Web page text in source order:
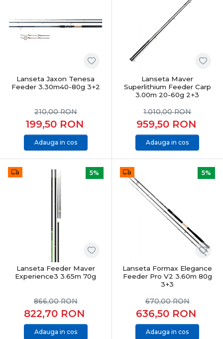
Lanseta Jaxon Tenesa
Feeder 3.30m40-80g 3+2
199,50 RON
210,00RON
Adauga in cos
Lanseta Maver
Superlithium Feeder Carp
3.00m 20-60g 2+3
959,50 RON
1.010,00RON
Adauga in cos
5%
Lanseta Feeder Maver
Experience3 3.65m 70g
822,70 RON
866,00RON
Adauga in cos
5%
Lanseta Formax Elegance
Feeder Pro V2 3.60m 80g
3+3
636,50 RON
670,00RON
Adauga in cos